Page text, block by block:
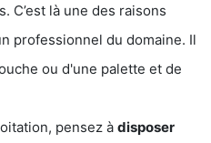
C’est là une des raisons
professionnel du domaine. Il
ou d'une palette et de
pensez à disposer